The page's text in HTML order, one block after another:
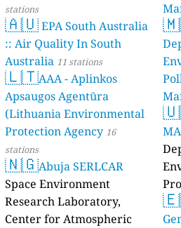
stations
🇦🇺EPA South Australia
:: Air Quality In South
Australia 11 stations
🇱🇹AAA - Aplinkos
Apsaugos Agentūra
(Lithuania Environmental
Protection Agency 16
stations
🇳🇬Abuja SERLCAR
Space Environment
Research Laboratory,
Center for Atmospheric